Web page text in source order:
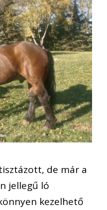
de már a
jellegű ló
kezelhető